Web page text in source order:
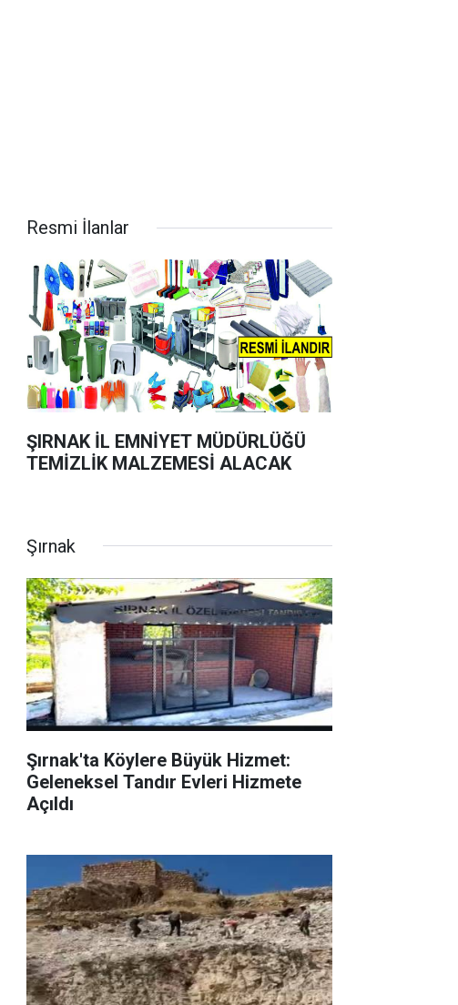
Resmi İlanlar
ŞIRNAK İL EMNİYET MÜDÜRLÜĞÜ
TEMİZLİK MALZEMESİ ALACAK
Şırnak
Şırnak'ta Köylere Büyük Hizmet:
Geleneksel Tandır Evleri Hizmete
Açıldı